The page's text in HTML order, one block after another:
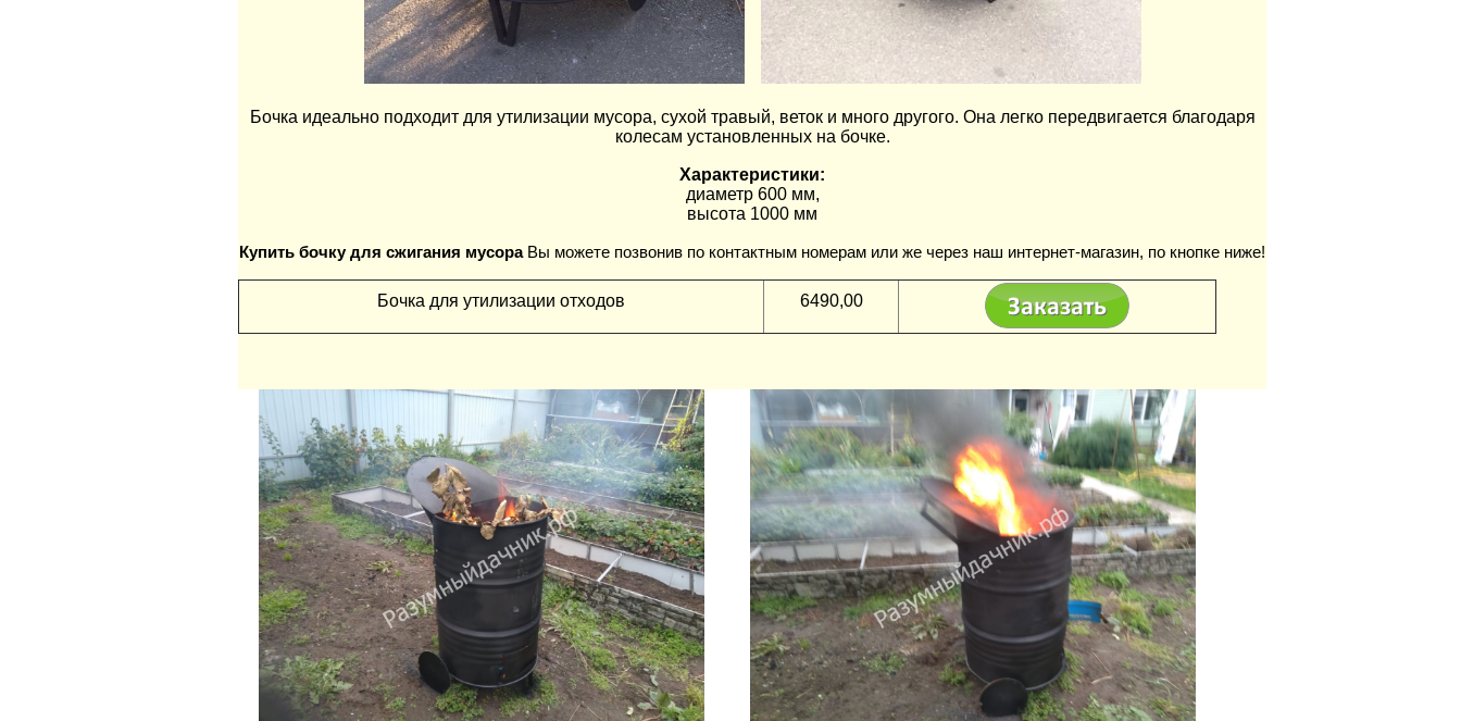
Бочка идеально подходит для утилизации мусора, сухой травый, веток и много другого. Она легко передвигается благодаря
колесам установленных на бочке.
Характеристики:
диаметр 600 мм,
высота 1000 мм
Купить бочку для сжигания мусораВы можете позвонив по контактным номерам или же через наш интернет-магазин, по кнопке ниже!
Бочка для утилизации отходов 6490,00